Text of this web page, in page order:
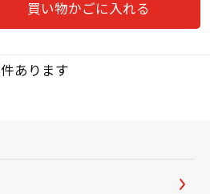
買い物かごに入れる
件あります